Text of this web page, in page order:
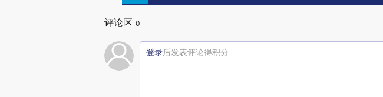
评论区 0
登录后发表评论得积分